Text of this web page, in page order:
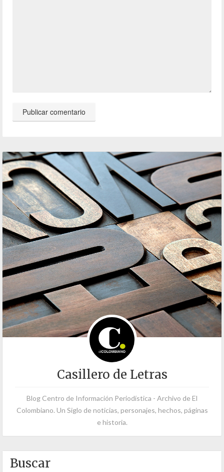
Casillero de Letras
Blog Centro de Información Periodística - Archivo de El
Colombiano. Un Siglo de noticias, personajes, hechos, páginas
e historia.
Buscar